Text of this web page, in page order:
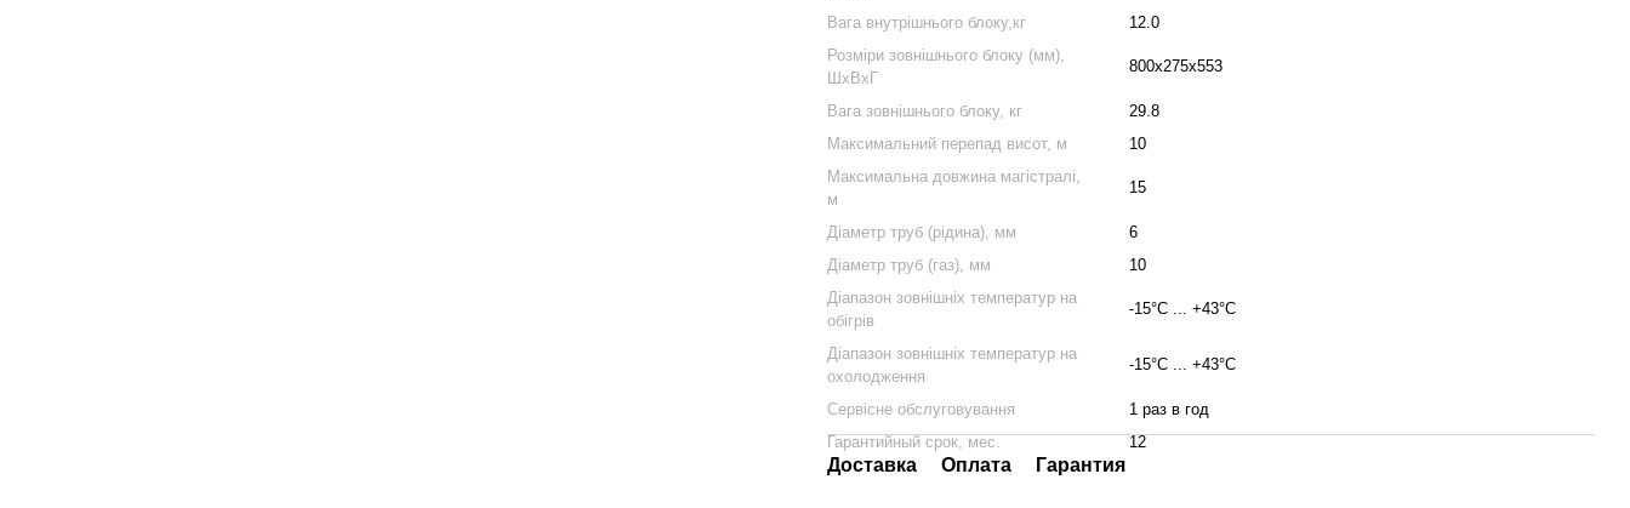
Вага внутрішнього блоку,кг
12.0
Розміри зовнішнього блоку (мм),
ШхВхГ
800x275x553
Вага зовнішнього блоку, кг
29.8
Максимальний перепад висот, м
10
Максимальна довжина магістралі,
м
15
Діаметр труб (рідина), мм
6
Діаметр труб (газ), мм
10
Діапазон зовнішніх температур на
обігрів
-15°C ... +43°C
Діапазон зовнішніх температур на
охолодження
-15°C ... +43°C
Сервісне обслуговування
1 раз в год
Гарантийный срок, мес.
12
Доставка Оплата Гарантия